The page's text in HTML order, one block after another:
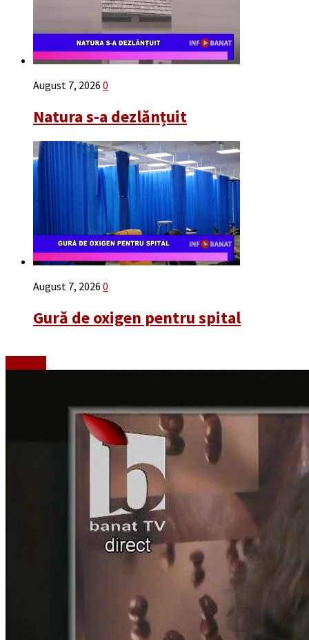
August 7, 2026 0
Natura s-a dezlănțuit
August 7, 2026 0
Gură de oxigen pentru spital